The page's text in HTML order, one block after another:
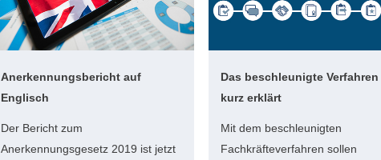
Anerkennungsbericht auf
Englisch
Der Bericht zum
Anerkennungsgesetz 2019 ist jetzt
Das beschleunigte Verfahren
kurz erklärt
Mit dem beschleunigten
Fachkräfteverfahren sollen